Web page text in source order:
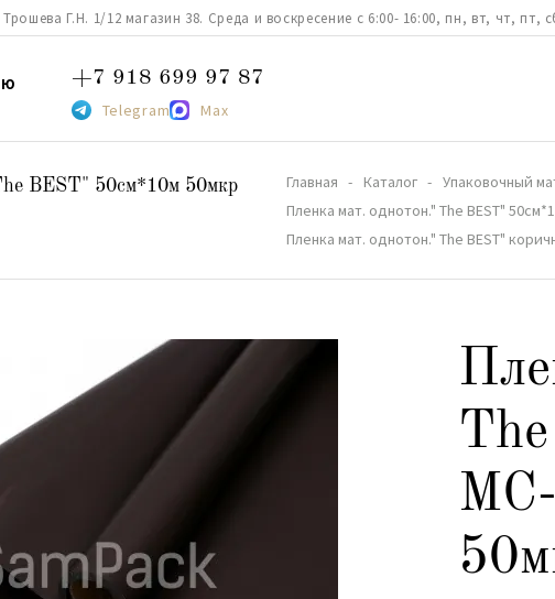
Г.Н. 1/12 магазин 38. Среда и воскресение с 6:00- 16:00, пн, вт, чт, пт,
+7 918 699 97 87
Telegram Max
BEST" 50см*10м 50мкр Главная Каталог Упаковочный
Пленка мат. однотон." The BEST"
Пленка мат. однотон." The BEST"
МС-